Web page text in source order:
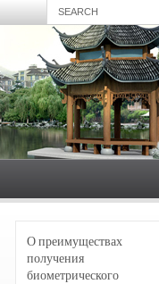
О преимуществах
получения
биометрического